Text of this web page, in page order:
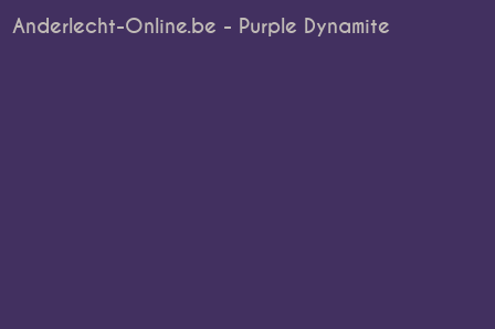
Anderlecht-Online.be - Purple Dynamite